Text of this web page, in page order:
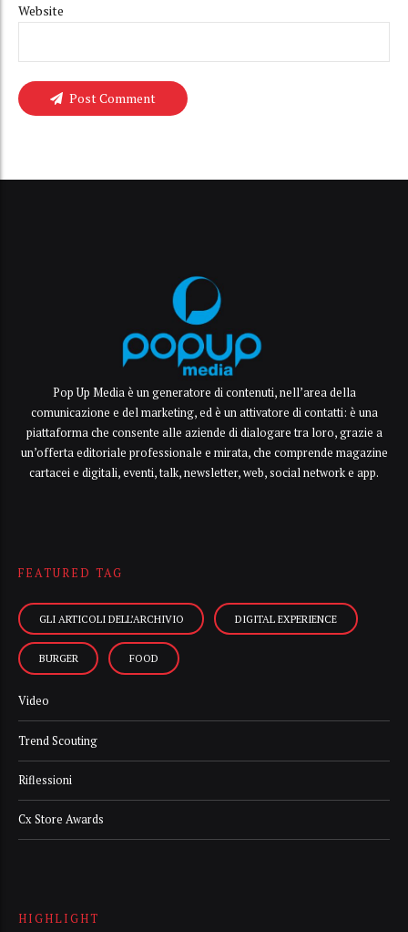
Website
Post Comment
Pop Up Media è un generatore di contenuti, nell’area della
comunicazione e del marketing, ed è un attivatore di contatti: è una
piattaforma che consente alle aziende di dialogare tra loro, grazie a
un’offerta editoriale professionale e mirata, che comprende magazine
cartacei e digitali, eventi, talk, newsletter, web, social network e app.
FEATURED TAG
GLI ARTICOLI DELL’ARCHIVIO DIGITAL EXPERIENCE
BURGER FOOD
Video
Trend Scouting
Riflessioni
Cx Store Awards
HIGHLIGHT